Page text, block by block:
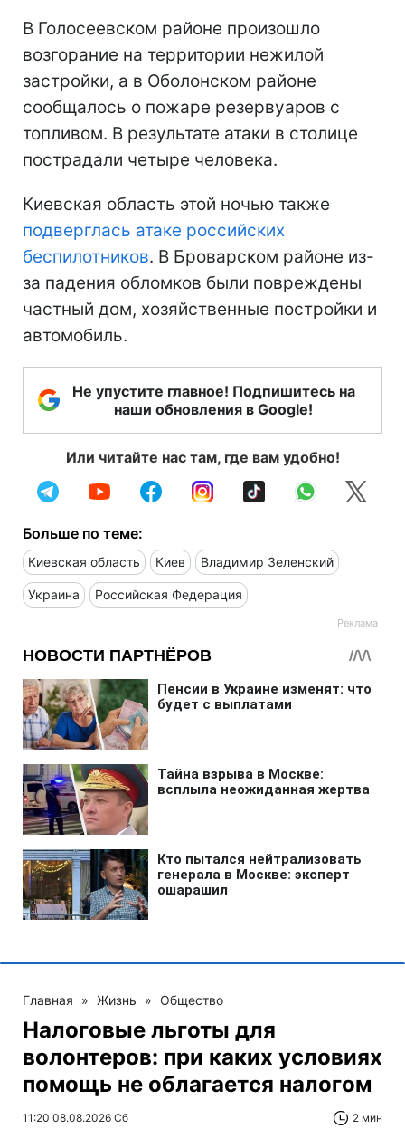
В Голосеевском районе произошло
возгорание на территории нежилой
застройки, а в Оболонском районе
сообщалось о пожаре резервуаров с
топливом. В результате атаки в столице
пострадали четыре человека.
Киевская область этой ночью также
подверглась атаке российских
беспилотников. В Броварском районе из-
за падения обломков были повреждены
частный дом, хозяйственные постройки и
автомобиль.
Не упустите главное! Подпишитесь на
наши обновления в Google!
Или читайте нас там, где вам удобно!
Больше по теме:
Киевская область Киев Владимир Зеленский
Украина Российская Федерация
Главная » Жизнь » Общество
Налоговые льготы для
волонтеров: при каких условиях
помощь не облагается налогом
11:20 08.08.2026 Сб 2 мин